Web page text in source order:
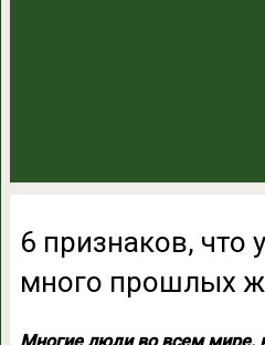
6 признаков, что
много прошлых